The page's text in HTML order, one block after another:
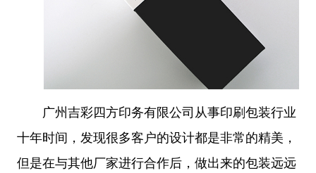
广州吉彩四方印务有限公司从事印刷包装行业
十年时间，发现很多客户的设计都是非常的精美，
但是在与其他厂家进行合作后，做出来的包装远远